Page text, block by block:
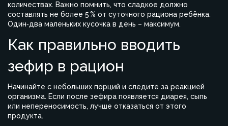
количествах. Важно помнить, что сладкое должно
составлять не более 5 % от суточного рациона ребёнка.
Один‑два маленьких кусочка в день – максимум.
Как правильно вводить
зефир в рацион
Начинайте с небольших порций и следите за реакцией
организма. Если после зефира появляется диарея, сыпь
или непереносимость, лучше отказаться от этого
продукта.